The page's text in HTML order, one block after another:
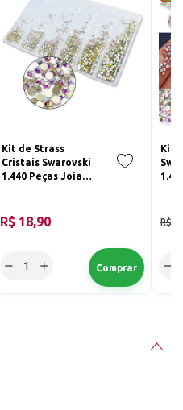
Kit de Strass
Cristais Swarovski
1.440 Peças Joia
R$ 18,90
Kit
R$